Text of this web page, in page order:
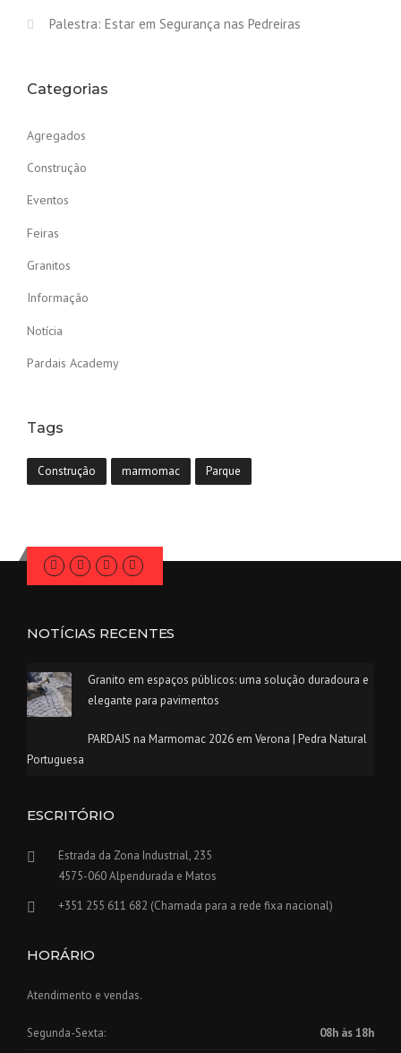
Palestra: Estar em Segurança nas Pedreiras
Categorias
Agregados
Construção
Eventos
Feiras
Granitos
Informação
Notícia
Pardais Academy
Tags
Construção marmomac Parque
NOTÍCIAS RECENTES
Granito em espaços públicos: uma solução duradoura e
elegante para pavimentos
PARDAIS na Marmomac 2026 em Verona | Pedra Natural
Portuguesa
ESCRITÓRIO
Estrada da Zona Industrial, 235
4575-060 Alpendurada e Matos
+351 255 611 682 (Chamada para a rede fixa nacional)
HORÁRIO
Atendimento e vendas.
Segunda-Sexta: 08h às 18h